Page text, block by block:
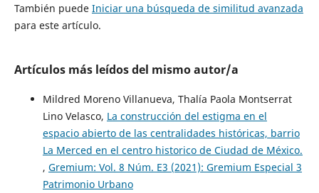
También puede Iniciar una búsqueda de similitud avanzada
para este artículo.
Artículos más leídos del mismo autor/a
Mildred Moreno Villanueva, Thalía Paola Montserrat
Lino Velasco, La construcción del estigma en el
espacio abierto de las centralidades históricas, barrio
La Merced en el centro historico de Ciudad de México.
, Gremium: Vol. 8 Núm. E3 (2021): Gremium Especial 3
Patrimonio Urbano